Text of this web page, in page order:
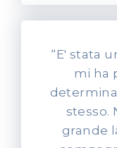
“E' stata
mi ha
stesso.
grande